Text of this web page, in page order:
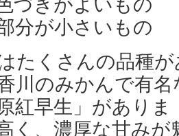
分が小さいもの
たくさんの品種が
川のみかんで有名
紅早生」がありま
く、濃厚な甘みが